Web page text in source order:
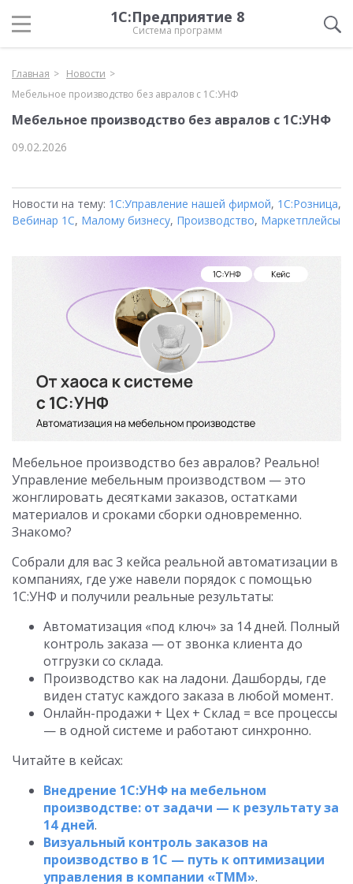
1С:Предприятие 8
Система программ
Главная
Новости
Мебельное производство без авралов с 1С:УНФ
Мебельное производство без авралов с 1С:УНФ
09.02.2026
Новости на тему: 1С:Управление нашей фирмой, 1С:Розница,
Вебинар 1С, Малому бизнесу, Производство, Маркетплейсы
Мебельное производство без авралов? Реально!
Управление мебельным производством — это
жонглировать десятками заказов, остатками
материалов и сроками сборки одновременно.
Знакомо?
Собрали для вас 3 кейса реальной автоматизации в
компаниях, где уже навели порядок с помощью
1С:УНФ и получили реальные результаты:
Автоматизация «под ключ» за 14 дней. Полный
контроль заказа — от звонка клиента до
отгрузки со склада.
Производство как на ладони. Дашборды, где
виден статус каждого заказа в любой момент.
Онлайн-продажи + Цех + Склад = все процессы
— в одной системе и работают синхронно.
Читайте в кейсах:
Внедрение 1С:УНФ на мебельном
производстве: от задачи — к результату за
14 дней.
Визуальный контроль заказов на
производство в 1С — путь к оптимизации
управления в компании «ТММ».